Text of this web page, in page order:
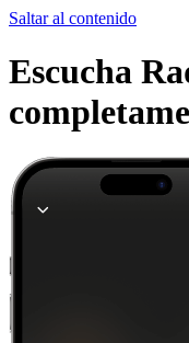
Saltar al contenido
Escucha